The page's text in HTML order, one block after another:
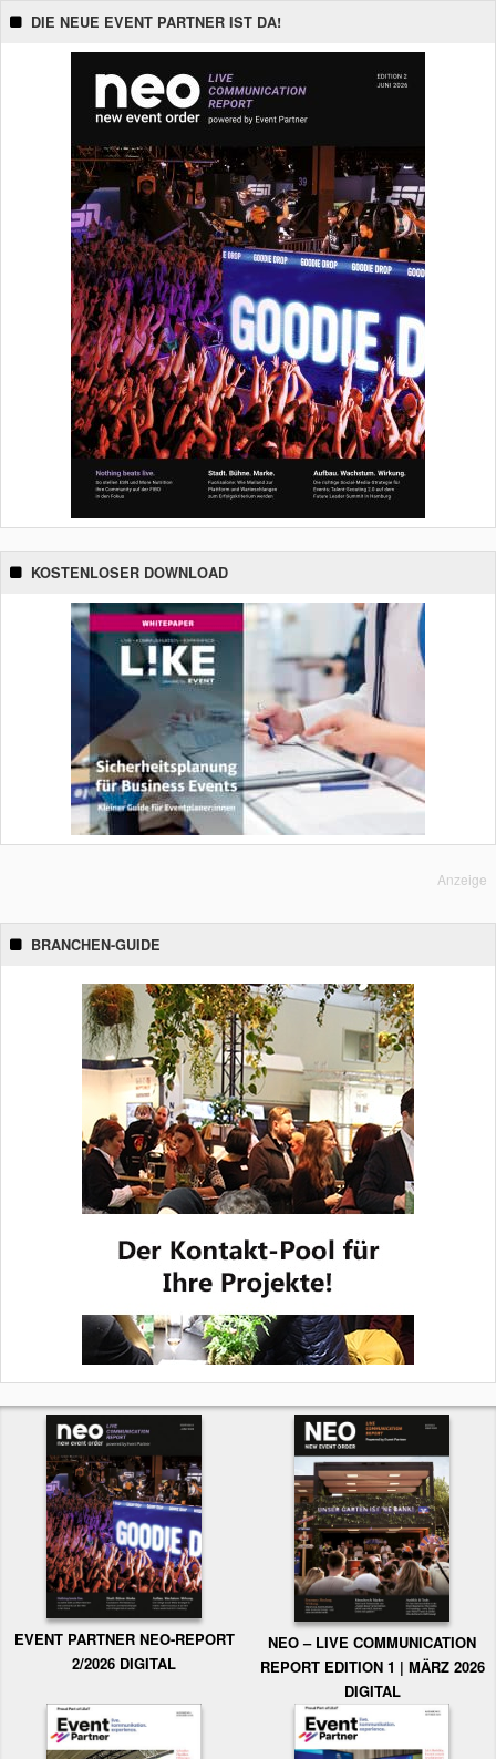
DIE NEUE EVENT PARTNER IST DA!
KOSTENLOSER DOWNLOAD
Anzeige
BRANCHEN-GUIDE
EVENT PARTNER NEO-REPORT
2/2026 DIGITAL
NEO – LIVE COMMUNICATION
REPORT EDITION 1 | MÄRZ 2026
DIGITAL